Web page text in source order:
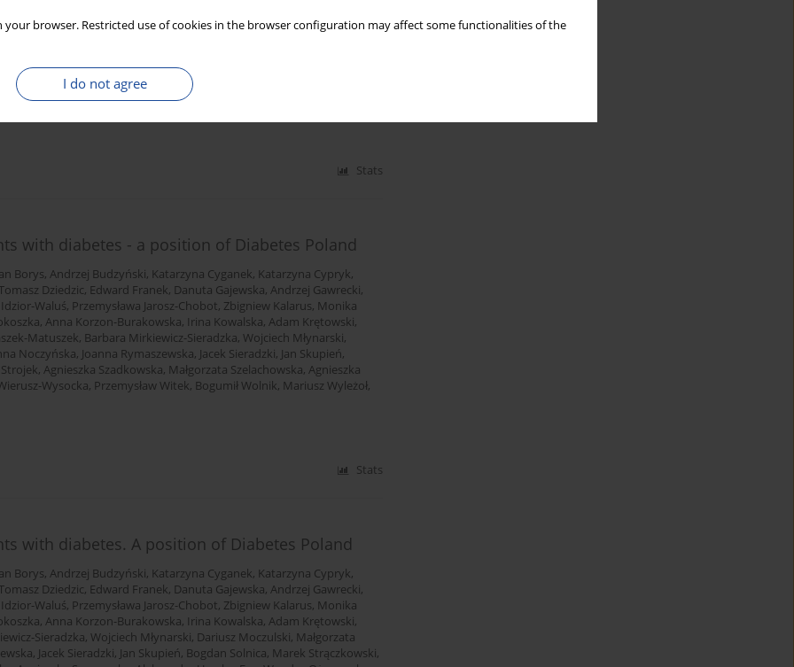
your browser. Restricted use of cookies in the browser configuration may affect some functionalities of the
I do not agree
Przemysława Jarosz-Chobot,Zbigniew Kalarus,Monika Karczewska-
,Jacek Sieradzki,Jan Skupień
Aleksandra Uruska, Ewa Wender-Ożegowska
Zmysłowska,Dorota Zozulińska-Ziółkiewicz
Stats
with diabetes - a position of Diabetes Poland
Borys, Andrzej Budzyński, Katarzyna Cyganek, Katarzyna Cypryk,
Dziedzic, Edward Franek, Danuta Gajewska, Andrzej Gawrecki,
Waluś, Przemysława Jarosz-Chobot, Zbigniew Kalarus, Monika
, Anna Korzon-Burakowska, Irina Kowalska, Adam Krętowski,
Matuszek, Barbara Mirkiewicz-Sieradzka, Wojciech Młynarski,
Noczyńska, Joanna Rymaszewska, Jacek Sieradzki, Jan Skupień,
, Agnieszka Szadkowska, Małgorzata Szelachowska, Agnieszka
Wysocka, Przemysław Witek, Bogumił Wolnik, Mariusz Wyleżoł,
Stats
with diabetes. A position of Diabetes Poland
Borys, Andrzej Budzyński, Katarzyna Cyganek, Katarzyna Cypryk,
Dziedzic, Edward Franek, Danuta Gajewska, Andrzej Gawrecki,
Waluś, Przemysława Jarosz-Chobot, Zbigniew Kalarus, Monika
, Anna Korzon-Burakowska, Irina Kowalska, Adam Krętowski,
Sieradzka, Wojciech Młynarski, Dariusz Moczulski, Małgorzata
, Jacek Sieradzki, Jan Skupień, Bogdan Solnica, Marek Strączkowski,